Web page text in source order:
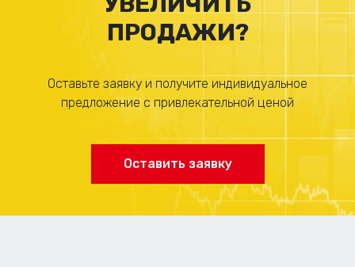
ПРОДАЖИ?
Оставьте заявку и получите индивидуальное
предложение с привлекательной ценой
Оставить заявку